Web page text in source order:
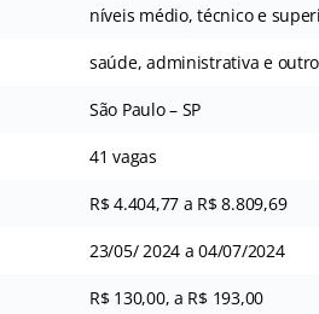
níveis médio, técnico e
saúde, administrativa e
São Paulo – SP
41 vagas
R$ 4.404,77 a R$ 8.809,69
23/05/ 2024 a 04/07/2024
R$ 130,00, a R$ 193,00